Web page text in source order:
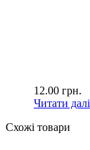
12.00 грн.
Читати далі
Схожі товари